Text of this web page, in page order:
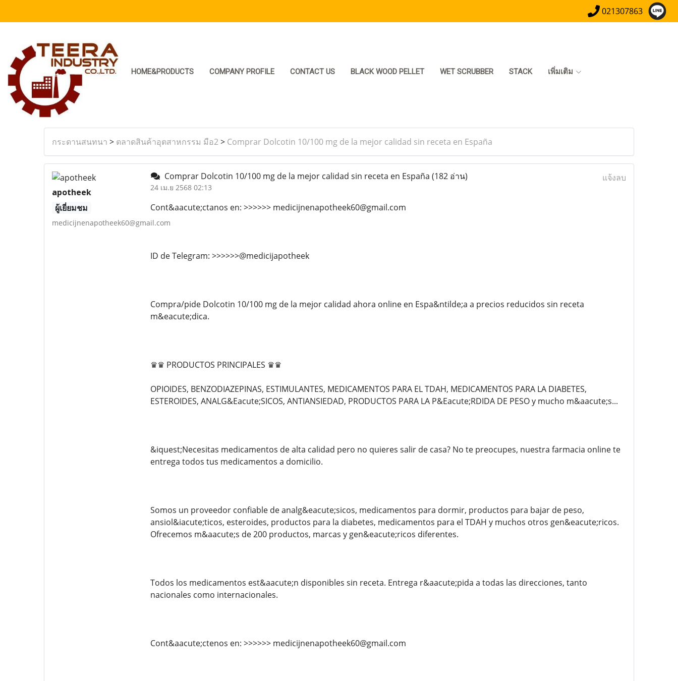
021307863
HOME&PRODUCTS COMPANY PROFILE CONTACT US BLACK WOOD PELLET WET SCRUBBER STACK เพิ่มเติม
กระดานสนทนา > ตลาดสินค้าอุตสาหกรรม มือ2> Comprar Dolcotin 10/100 mg de la mejor calidad sin receta en España
apotheek
ผู้เยี่ยมชม
medicijnenapotheek60@gmail.com
Comprar Dolcotin 10/100 mg de la mejor calidad sin receta en España (182 อ่าน)
24 เม.ย 2568 02:13
แจ้งลบ
Cont&aacute;ctanos en: >>>>>> medicijnenapotheek60@gmail.com
ID de Telegram: >>>>>>@medicijapotheek
Compra/pide Dolcotin 10/100 mg de la mejor calidad ahora online en Espa&ntilde;a a precios reducidos sin receta
m&eacute;dica.
♛♛ PRODUCTOS PRINCIPALES ♛♛
OPIOIDES, BENZODIAZEPINAS, ESTIMULANTES, MEDICAMENTOS PARA EL TDAH, MEDICAMENTOS PARA LA DIABETES,
ESTEROIDES, ANALG&Eacute;SICOS, ANTIANSIEDAD, PRODUCTOS PARA LA P&Eacute;RDIDA DE PESO y mucho m&aacute;s...
&iquest;Necesitas medicamentos de alta calidad pero no quieres salir de casa? No te preocupes, nuestra farmacia online te
entrega todos tus medicamentos a domicilio.
Somos un proveedor confiable de analg&eacute;sicos, medicamentos para dormir, productos para bajar de peso,
ansiol&iacute;ticos, esteroides, productos para la diabetes, medicamentos para el TDAH y muchos otros gen&eacute;ricos.
Ofrecemos m&aacute;s de 200 productos, marcas y gen&eacute;ricos diferentes.
Todos los medicamentos est&aacute;n disponibles sin receta. Entrega r&aacute;pida a todas las direcciones, tanto
nacionales como internacionales.
Cont&aacute;ctenos en: >>>>>> medicijnenapotheek60@gmail.com